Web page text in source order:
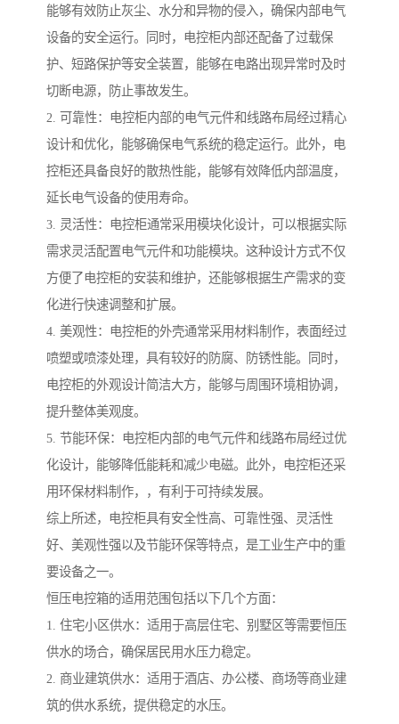
能够有效防止灰尘、水分和异物的侵入，确保内部电气
设备的安全运行。同时，电控柜内部还配备了过载保
护、短路保护等安全装置，能够在电路出现异常时及时
切断电源，防止事故发生。
2. 可靠性：电控柜内部的电气元件和线路布局经过精心
设计和优化，能够确保电气系统的稳定运行。此外，电
控柜还具备良好的散热性能，能够有效降低内部温度，
延长电气设备的使用寿命。
3. 灵活性：电控柜通常采用模块化设计，可以根据实际
需求灵活配置电气元件和功能模块。这种设计方式不仅
方便了电控柜的安装和维护，还能够根据生产需求的变
化进行快速调整和扩展。
4. 美观性：电控柜的外壳通常采用材料制作，表面经过
喷塑或喷漆处理，具有较好的防腐、防锈性能。同时，
电控柜的外观设计简洁大方，能够与周围环境相协调，
提升整体美观度。
5. 节能环保：电控柜内部的电气元件和线路布局经过优
化设计，能够降低能耗和减少电磁。此外，电控柜还采
用环保材料制作，，有利于可持续发展。
综上所述，电控柜具有安全性高、可靠性强、灵活性
好、美观性强以及节能环保等特点，是工业生产中的重
要设备之一。
恒压电控箱的适用范围包括以下几个方面：
1. 住宅小区供水：适用于高层住宅、别墅区等需要恒压
供水的场合，确保居民用水压力稳定。
2. 商业建筑供水：适用于酒店、办公楼、商场等商业建
筑的供水系统，提供稳定的水压。